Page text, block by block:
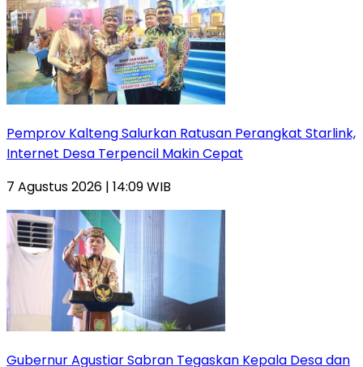
Pemprov Kalteng Salurkan Ratusan Perangkat Starlink,
Internet Desa Terpencil Makin Cepat
7 Agustus 2026 | 14:09 WIB
Gubernur Agustiar Sabran Tegaskan Kepala Desa dan